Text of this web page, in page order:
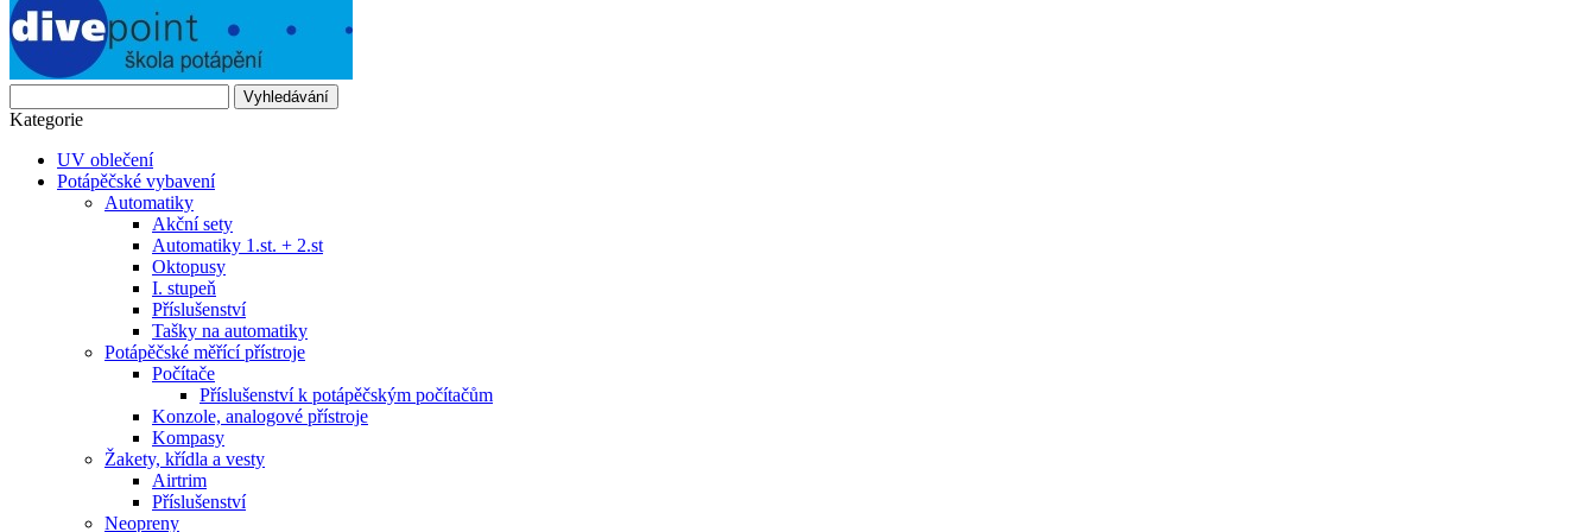
Vyhledávání
Kategorie
UV oblečení
Potápěčské vybavení
Automatiky
Akční sety
Automatiky 1.st. + 2.st
Oktopusy
I. stupeň
Příslušenství
Tašky na automatiky
Potápěčské měřící přístroje
Počítače
Příslušenství k potápěčským počítačům
Konzole, analogové přístroje
Kompasy
Žakety, křídla a vesty
Airtrim
Příslušenství
Neopreny